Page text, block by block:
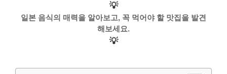
💡
일본 음식의 매력을 알아보고, 꼭 먹어야 할 맛집을 발견
해보세요.
💡